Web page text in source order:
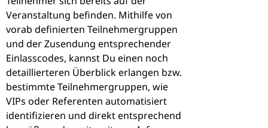
Veranstaltung befinden. Mithilfe von
vorab definierten Teilnehmergruppen
und der Zusendung entsprechender
Einlasscodes, kannst Du einen noch
detaillierteren Überblick erlangen bzw.
bestimmte Teilnehmergruppen, wie
VIPs oder Referenten automatisiert
identifizieren und direkt entsprechend